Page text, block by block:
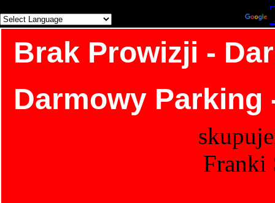
Brak Prowizji -
Darmowy Parking
Franki